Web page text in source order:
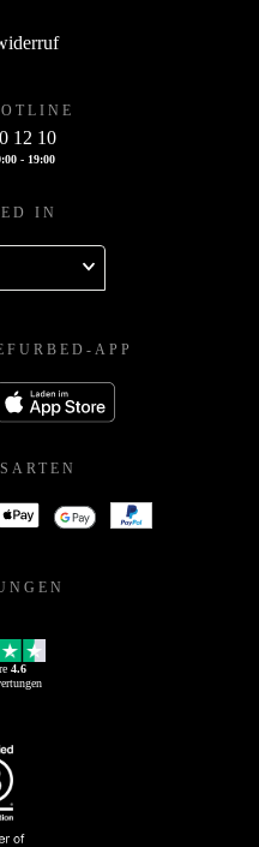
12 10
- 19:00
IN
APP
4.6